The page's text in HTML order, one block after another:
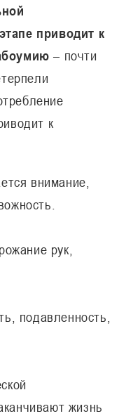
приводит к
– почти
к
внимание,
рук,
подавленность,
жизнь